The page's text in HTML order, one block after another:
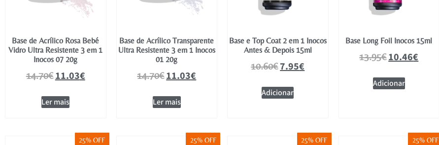
Base de Acrílico Rosa Bebé
Vidro Ultra Resistente 3 em 1
Inocos 07 20g
14.70€11.03€
Ler mais
Base de Acrílico Transparente
Ultra Resistente 3 em 1 Inocos
01 20g
14.70€11.03€
Ler mais
Base e Top Coat 2 em 1 Inocos
Antes & Depois 15ml
10.60€7.95€
Adicionar
Base Long Foil Inocos 15ml
13.95€10.46€
Adicionar
25% OFF 25% OFF 25% OFF 25% OFF